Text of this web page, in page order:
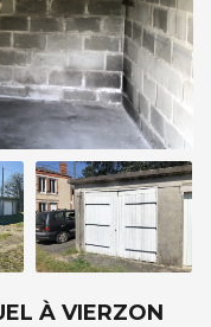
À VIERZON